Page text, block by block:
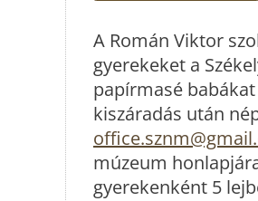
A Román Viktor
gyerekeket a
papírmasé
kiszáradás után
múzeum
gyerekenként 5